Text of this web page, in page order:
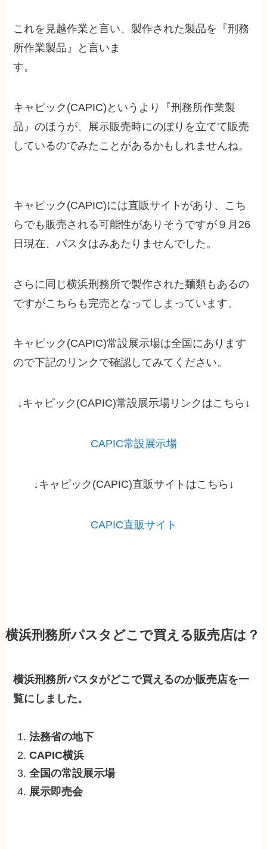
これを 見越作業と言い、製作された製品を『刑務
所作業製品』
と言いま
す。
キャピック(CAPIC)というより『刑務所作業製
品』のほうが、展示販売時にのぼりを立てて販売
しているのでみたことがあるかもしれませんね。
キャピック(CAPIC)には直販サイトがあり、こち
らでも販売される可能性がありそうですが９月26
日現在、パスタはみあたりませんでした。
さらに同じ横浜刑務所で製作された麺類もあるの
ですがこちらも完売となってしまっています。
キャピック(CAPIC)常設展示場は全国にあります
ので下記のリンクで確認してみてください。
↓キャピック(CAPIC)常設展示場リンクはこちら↓
CAPIC常設展示場
↓キャピック(CAPIC)直販サイトはこちら↓
CAPIC直販サイト
横浜刑務所パスタどこで買える販売店は？
横浜刑務所パスタがどこで買えるのか販売店を一
覧にしました。
法務省の地下
CAPIC横浜
全国の常設展示場
展示即売会